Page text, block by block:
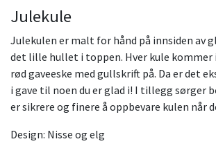
Julekule
Julekulen er malt for hånd på innsiden av
det lille hullet i toppen. Hver kule kommer
rød gaveeske med gullskrift på. Da er det
i gave til noen du er glad i! I tillegg sørger
er sikrere og finere å oppbevare kulen når
Design: Nisse og elg